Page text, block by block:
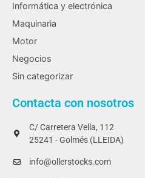
Informática y electrónica
Maquinaria
Motor
Negocios
Sin categorizar
Contacta con nosotros
C/ Carretera Vella, 112
25241 - Golmés (LLEIDA)
info@ollerstocks.com